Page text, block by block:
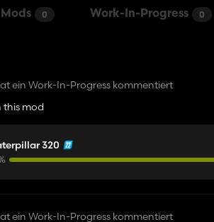
Mods 0 Work-In-Progress 0
ein Work-In-Progress kommentiert
this mod
320
ein Work-In-Progress kommentiert